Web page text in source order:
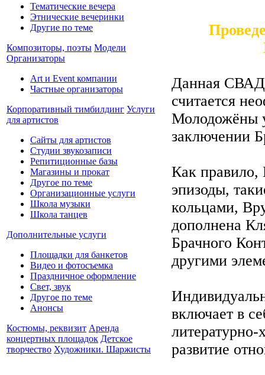
Тематические вечера
Этнические вечеринки
Другие по теме
Композиторы, поэты Модели
Организаторы
Art и Event компании
Частные организаторы
Корпоративный тимбилдинг Услуги
для артистов
Сайты для артистов
Студии звукозаписи
Репитиционные базы
Магазины и прокат
Другое по теме
Организационные услуги
Школа музыки
Школа танцев
Дополнительные услуги
Площадки для банкетов
Видео и фотосъемка
Праздничное оформление
Свет, звук
Другое по теме
Анонсы
Костюмы, реквизит Аренда
концертных площадок Детское
творчество Художники. Шаржисты
Данная
считается
Молодожёны
заключении
Как правило,
эпизоды,
кольцами,
дополнена
Брачного
другими
включает в
развитие